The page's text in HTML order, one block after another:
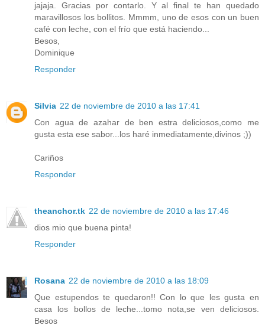
jajaja. Gracias por contarlo. Y al final te han quedado
maravillosos los bollitos. Mmmm, uno de esos con un buen
café con leche, con el frío que está haciendo...
Besos,
Dominique
Responder
Silvia 22 de noviembre de 2010 a las 17:41
Con agua de azahar de ben estra deliciosos,como me
gusta esta ese sabor...los haré inmediatamente,divinos ;))
Cariños
Responder
theanchor.tk 22 de noviembre de 2010 a las 17:46
dios mio que buena pinta!
Responder
Rosana 22 de noviembre de 2010 a las 18:09
Que estupendos te quedaron!! Con lo que les gusta en
casa los bollos de leche...tomo nota,se ven deliciosos.
Besos